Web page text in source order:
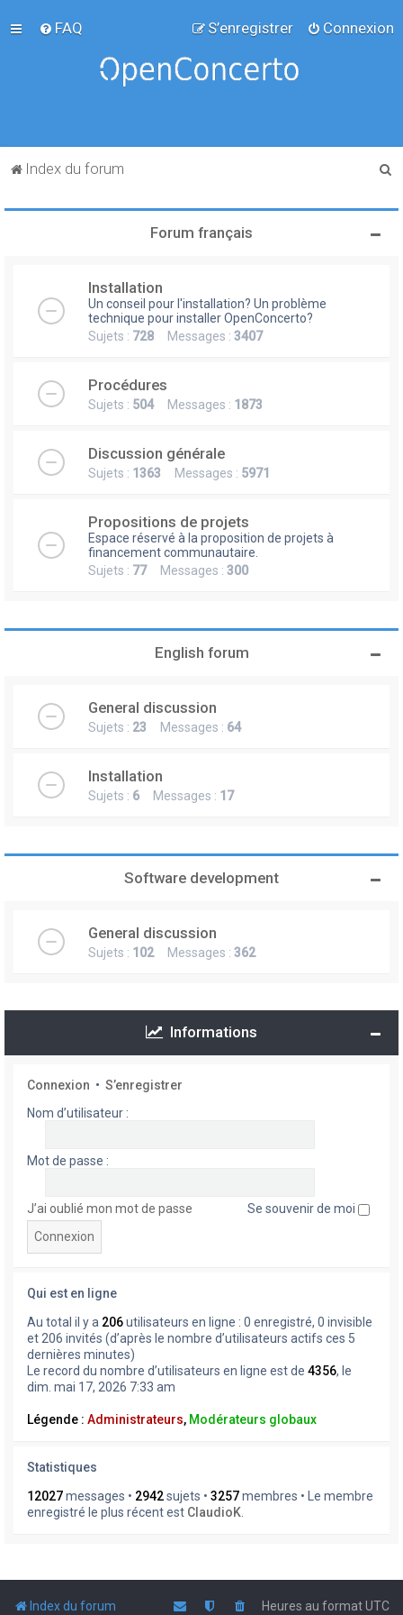
FAQ Connexion
S’enregistrer
Index du forum
Forum français
Installation
Un conseil pour l'installation? Un problème
technique pour installer OpenConcerto?
Sujets : 728 Messages : 3407
Procédures
Sujets : 504Messages : 1873
Discussion générale
Sujets : 1363 Messages : 5971
Propositions de projets
Espace réservé à la proposition de projets à
financement communautaire.
Sujets : 77Messages : 300
English forum
General discussion
Sujets : 23 Messages : 64
Installation
Sujets : 6 Messages : 17
Software development
General discussion
Sujets : 102Messages : 362
Informations
Connexion • S’enregistrer
Nom d’utilisateur :
Mot de passe :
J’ai oublié mon mot de passe Se souvenir de moi
Qui est en ligne
Au total il y a 206utilisateurs en ligne : 0 enregistré, 0 invisible
et 206 invités (d’après le nombre d’utilisateurs actifs ces 5
dernières minutes)
Le record du nombre d’utilisateurs en ligne est de 4356, le
dim. mai 17, 2026 7:33 am
Légende : Administrateurs, Modérateurs globaux
Statistiques
12027messages • 2942sujets • 3257membres • Le membre
enregistré le plus récent est ClaudioK
Index du forum Heures au formatUTC